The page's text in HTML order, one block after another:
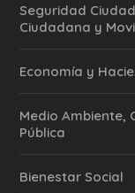
Seguridad
Ciudadana y
Economía y
Medio Ambiente,
Pública
Bienestar Social